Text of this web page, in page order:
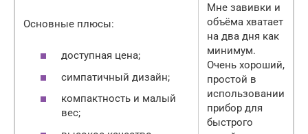
Основные плюсы:
доступная цена;
симпатичный дизайн;
компактность и малый
вес;
Мне завивки и
объёма хватает
на два дня как
минимум.
Очень хороший,
простой в
использовании
прибор для
быстрого